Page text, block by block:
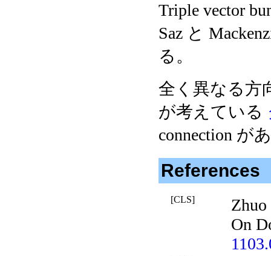
Triple vector
Saz と
る。
全く異なる方
が考えている
connection が
References
[CLS]
Zhuo
On